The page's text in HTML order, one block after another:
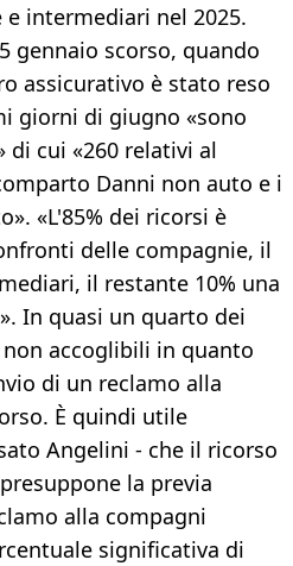
intermediari nel 2025.
gennaio scorso, quando
assicurativo è stato reso
giorni di giugno «sono
di cui «260 relativi al
Danni non auto e i
«L'85% dei ricorsi è
delle compagnie, il
il restante 10% una
In quasi un quarto dei
accoglibili in quanto
di un reclamo alla
È quindi utile
Angelini - che il ricorso
la previa
alla compagni
significativa di